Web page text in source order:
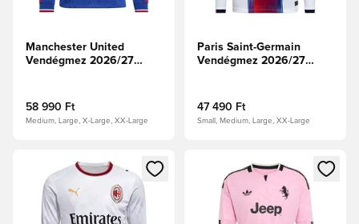
Manchester United
Vendégmez 2026/27
58 990 Ft
Medium, Large, X-Large, XX-Large
Paris Saint-Germain
Vendégmez 2026/27
47 490 Ft
Small, Medium, Large, XX-Large
Megnyit egy modált a bejelentkezéshez vagy a tagként
Megnyit egy modált a